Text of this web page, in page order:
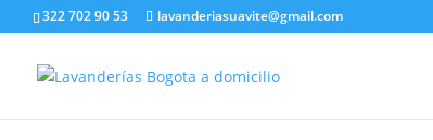
322 702 90 53 lavanderiasuavite@gmail.com